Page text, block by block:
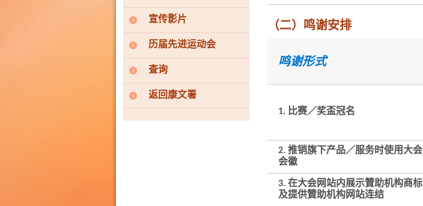
宣传影片
历届先进运动会
查询
返回康文署
（二）鸣谢安排
鸣谢形式
1. 比赛／奖盃冠名
2. 推销旗下产品／服务时使用大会
会徽
3. 在大会网站内展示贊助机构商标
及提供贊助机构网站连结